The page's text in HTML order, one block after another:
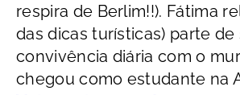
respira de Berlim!!). Fátima
das dicas turísticas) parte de
convivência diária com o
chegou como estudante na